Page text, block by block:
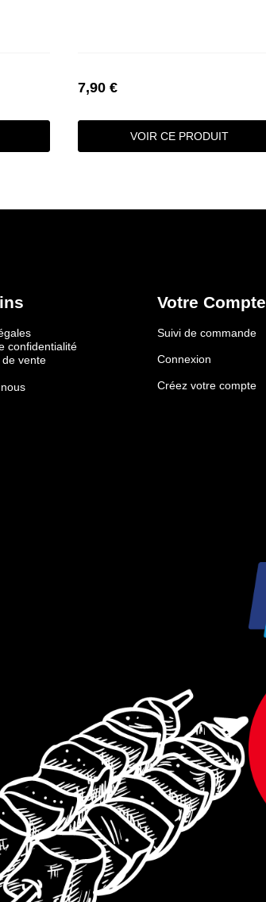
7,90 €
VOIR CE PRODUIT
confidentialité
vente
Votre Compte
Suivi de commande
Connexion
Créez votre compte